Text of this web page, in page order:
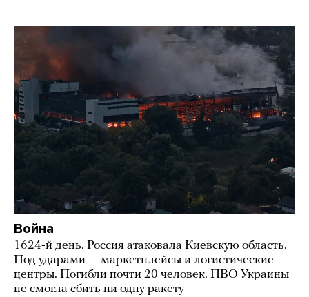
Война
1624-й день. Россия атаковала Киевскую область.
Под ударами — маркетплейсы и логистические
центры. Погибли почти 20 человек. ПВО Украины
не смогла сбить ни одну ракету